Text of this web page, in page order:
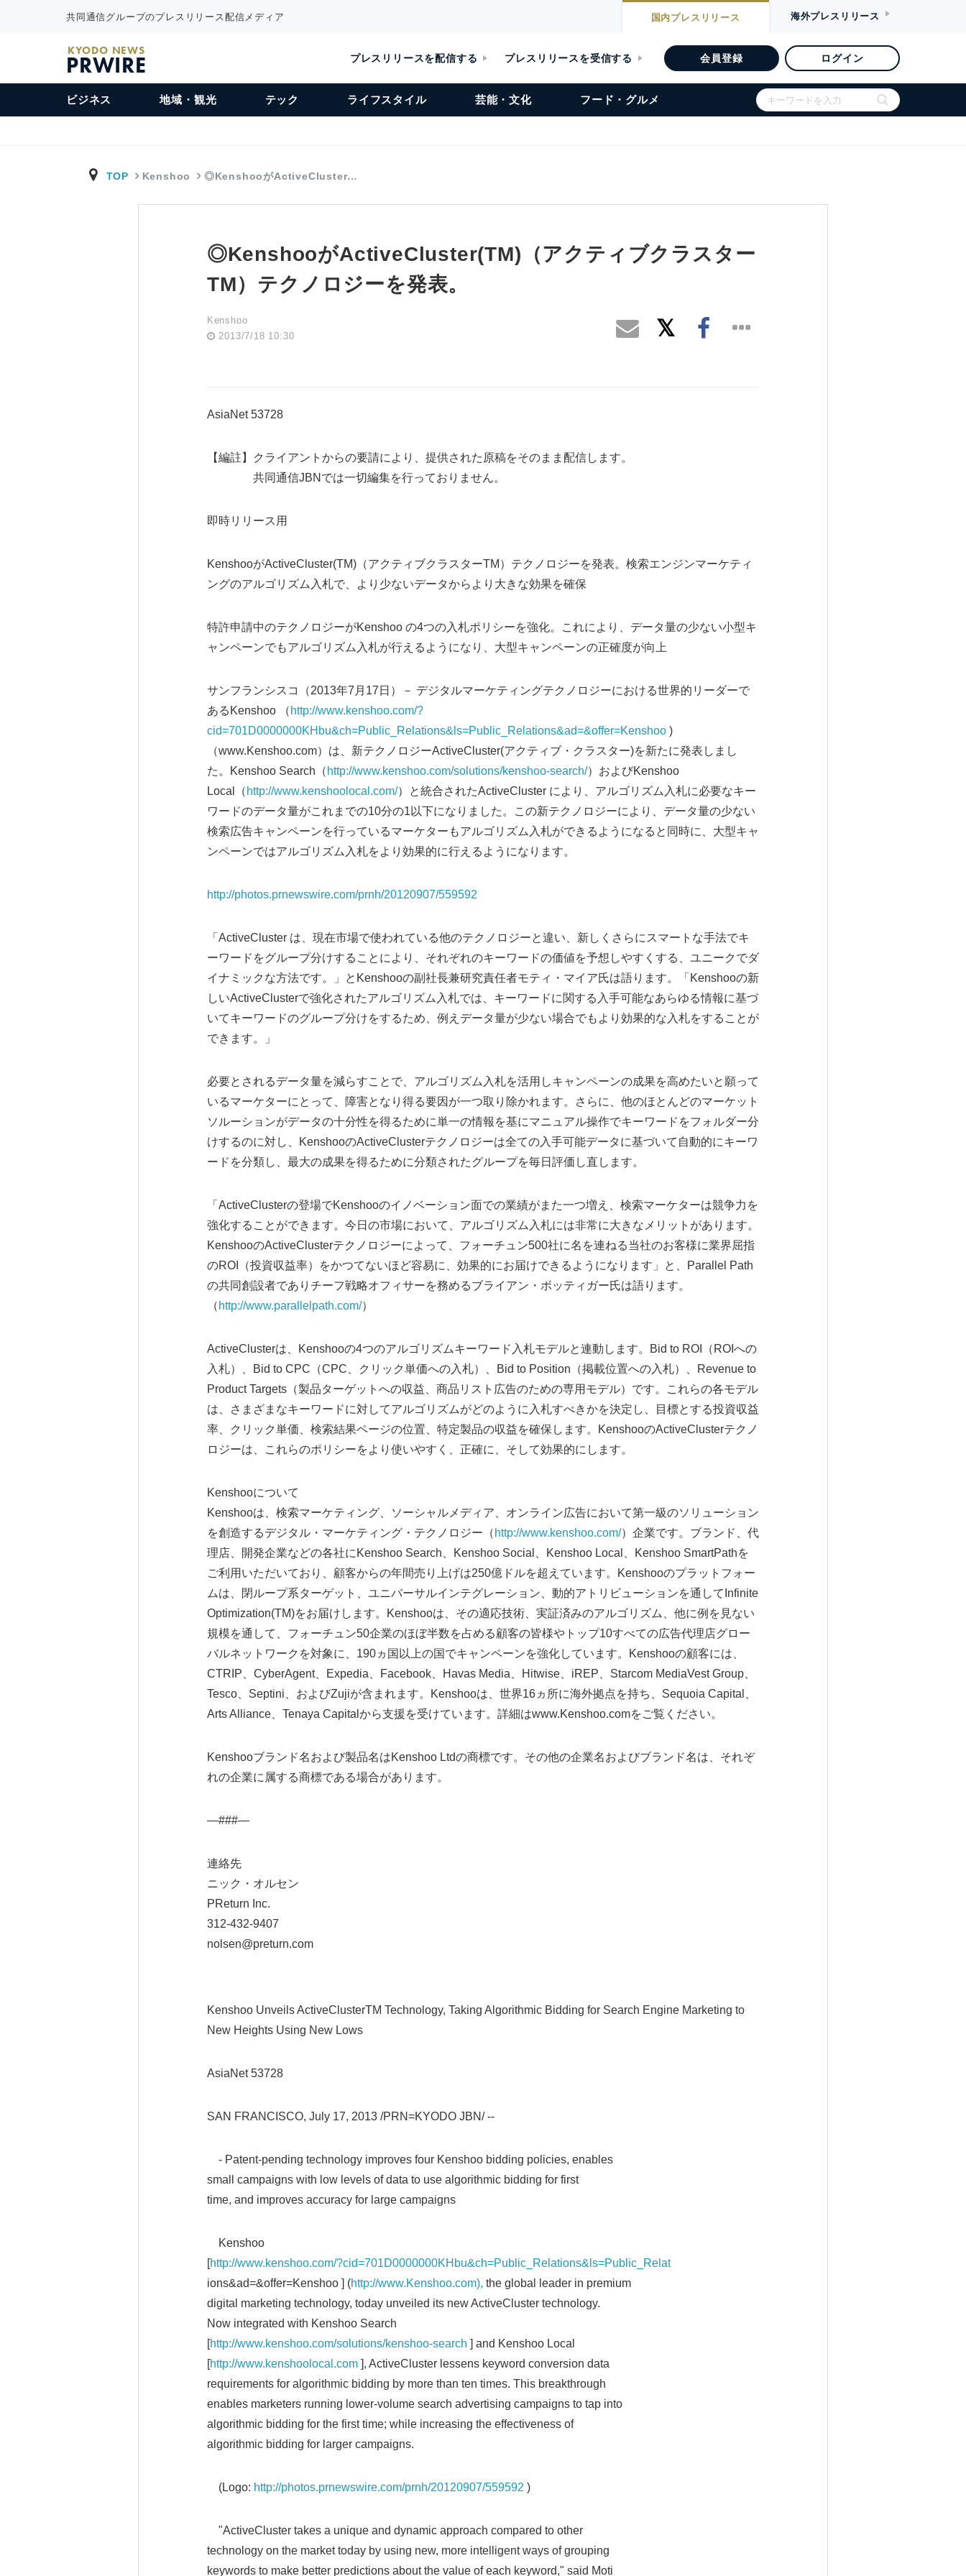
共同通信グループのプレスリリース配信メディア 国内プレスリリース 海外プレスリリース
KYODO NEWS
PRWIRE プレスリリースを配信する プレスリリースを受信する 会員登録 ログイン
ビジネス 地域・観光 テック ライフスタイル 芸能・文化 フード・グルメ
TOP Kenshoo ◎KenshooがActiveCluster…
◎KenshooがActiveCluster(TM)（アクティブクラスター
TM）テクノロジーを発表。
Kenshoo
2013/7/18 10:30
AsiaNet 53728
【編註】クライアントからの要請により、提供された原稿をそのまま配信します。
共同通信JBNでは一切編集を行っておりません。
即時リリース用
KenshooがActiveCluster(TM)（アクティブクラスターTM）テクノロジーを発表。検索エンジンマーケティ
ングのアルゴリズム入札で、より少ないデータからより大きな効果を確保
特許申請中のテクノロジーがKenshoo の4つの入札ポリシーを強化。これにより、データ量の少ない小型キ
ャンペーンでもアルゴリズム入札が行えるようになり、大型キャンペーンの正確度が向上
サンフランシスコ（2013年7月17日）－ デジタルマーケティングテクノロジーにおける世界的リーダーで
あるKenshoo （ http://www.kenshoo.com/?
cid=701D0000000KHbu&ch=Public_Relations&ls=Public_Relations&ad=&offer=Kenshoo)
（www.Kenshoo.com）は、新テクノロジーActiveCluster(アクティブ・クラスター)を新たに発表しまし
た。Kenshoo Search（ http://www.kenshoo.com/solutions/kenshoo-search/）およびKenshoo
Local（ http://www.kenshoolocal.com/）と統合されたActiveCluster により、アルゴリズム入札に必要なキー
ワードのデータ量がこれまでの10分の1以下になりました。この新テクノロジーにより、データ量の少ない
検索広告キャンペーンを行っているマーケターもアルゴリズム入札ができるようになると同時に、大型キャ
ンペーンではアルゴリズム入札をより効果的に行えるようになります。
http://photos.prnewswire.com/prnh/20120907/559592
「ActiveCluster は、現在市場で使われている他のテクノロジーと違い、新しくさらにスマートな手法でキ
ーワードをグループ分けすることにより、それぞれのキーワードの価値を予想しやすくする、ユニークでダ
イナミックな方法です。」とKenshooの副社長兼研究責任者モティ・マイア氏は語ります。「Kenshooの新
しいActiveClusterで強化されたアルゴリズム入札では、キーワードに関する入手可能なあらゆる情報に基づ
いてキーワードのグループ分けをするため、例えデータ量が少ない場合でもより効果的な入札をすることが
できます。」
必要とされるデータ量を減らすことで、アルゴリズム入札を活用しキャンペーンの成果を高めたいと願って
いるマーケターにとって、障害となり得る要因が一つ取り除かれます。さらに、他のほとんどのマーケット
ソルーションがデータの十分性を得るために単一の情報を基にマニュアル操作でキーワードをフォルダー分
けするのに対し、KenshooのActiveClusterテクノロジーは全ての入手可能データに基づいて自動的にキーワ
ードを分類し、最大の成果を得るために分類されたグループを毎日評価し直します。
「ActiveClusterの登場でKenshooのイノベーション面での業績がまた一つ増え、検索マーケターは競争力を
強化することができます。今日の市場において、アルゴリズム入札には非常に大きなメリットがあります。
KenshooのActiveClusterテクノロジーによって、フォーチュン500社に名を連ねる当社のお客様に業界屈指
のROI（投資収益率）をかつてないほど容易に、効果的にお届けできるようになります」と、Parallel Path
の共同創設者でありチーフ戦略オフィサーを務めるブライアン・ボッティガー氏は語ります。
（ http://www.parallelpath.com/）
ActiveClusterは、Kenshooの4つのアルゴリズムキーワード入札モデルと連動します。Bid to ROI（ROIへの
入札）、Bid to CPC（CPC、クリック単価への入札）、Bid to Position（掲載位置への入札）、Revenue to
Product Targets（製品ターゲットへの収益、商品リスト広告のための専用モデル）です。これらの各モデル
は、さまざまなキーワードに対してアルゴリズムがどのように入札すべきかを決定し、目標とする投資収益
率、クリック単価、検索結果ページの位置、特定製品の収益を確保します。KenshooのActiveClusterテクノ
ロジーは、これらのポリシーをより使いやすく、正確に、そして効果的にします。
Kenshooについて
Kenshooは、検索マーケティング、ソーシャルメディア、オンライン広告において第一級のソリューション
を創造するデジタル・マーケティング・テクノロジー（ http://www.kenshoo.com/）企業です。ブランド、代
理店、開発企業などの各社にKenshoo Search、Kenshoo Social、Kenshoo Local、Kenshoo SmartPathを
ご利用いただいており、顧客からの年間売り上げは250億ドルを超えています。Kenshooのプラットフォー
ムは、閉ループ系ターゲット、ユニバーサルインテグレーション、動的アトリビューションを通してInfinite
Optimization(TM)をお届けします。Kenshooは、その適応技術、実証済みのアルゴリズム、他に例を見ない
規模を通して、フォーチュン50企業のほぼ半数を占める顧客の皆様やトップ10すべての広告代理店グロー
バルネットワークを対象に、190ヵ国以上の国でキャンペーンを強化しています。Kenshooの顧客には、
CTRIP、CyberAgent、Expedia、Facebook、Havas Media、Hitwise、iREP、Starcom MediaVest Group、
Tesco、Septini、およびZujiが含まれます。Kenshooは、世界16ヵ所に海外拠点を持ち、Sequoia Capital、
Arts Alliance、Tenaya Capitalから支援を受けています。詳細はwww.Kenshoo.comをご覧ください。
Kenshooブランド名および製品名はKenshoo Ltdの商標です。その他の企業名およびブランド名は、それぞ
れの企業に属する商標である場合があります。
―###―
連絡先
ニック・オルセン
PReturn Inc.
312-432-9407
nolsen@preturn.com
Kenshoo Unveils ActiveClusterTM Technology, Taking Algorithmic Bidding for Search Engine Marketing to
New Heights Using New Lows
AsiaNet 53728
SAN FRANCISCO, July 17, 2013 /PRN=KYODO JBN/ --
- Patent-pending technology improves four Kenshoo bidding policies, enables
small campaigns with low levels of data to use algorithmic bidding for first
time, and improves accuracy for large campaigns
Kenshoo
[http://www.kenshoo.com/?cid=701D0000000KHbu&ch=Public_Relations&ls=Public_Relat
ions&ad=&offer=Kenshoo ] (http://www.Kenshoo.com), the global leader in premium
digital marketing technology, today unveiled its new ActiveCluster technology.
Now integrated with Kenshoo Search
[http://www.kenshoo.com/solutions/kenshoo-search ] and Kenshoo Local
[http://www.kenshoolocal.com], ActiveCluster lessens keyword conversion data
requirements for algorithmic bidding by more than ten times. This breakthrough
enables marketers running lower-volume search advertising campaigns to tap into
algorithmic bidding for the first time; while increasing the effectiveness of
algorithmic bidding for larger campaigns.
(Logo: http://photos.prnewswire.com/prnh/20120907/559592 )
"ActiveCluster takes a unique and dynamic approach compared to other
technology on the market today by using new, more intelligent ways of grouping
keywords to make better predictions about the value of each keyword," said Moti
English